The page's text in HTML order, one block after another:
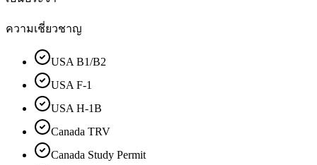
ความเชี่ยวชาญ
USA B1/B2
USA F-1
USA H-1B
Canada TRV
Canada Study Permit